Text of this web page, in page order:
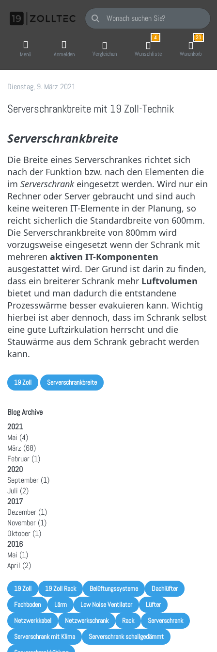
Geben Sie einen Suchbegriff ein. Während
Menü Anmelden Vergleichen
4
Wunschliste
31
Warenkorb
Dienstag, 9. März 2021
19 Zoll-Tec GmbH
Serverschrankbreite mit 19 Zoll-Technik
Serverschrankbreite
Die Breite eines Serverschrankes richtet sich
nach der Funktion bzw. nach den Elementen die
im Serverschrank eingesetzt werden. Wird nur ein
Rechner oder Server gebraucht und sind auch
keine weiteren IT-Elemente in der Planung, so
reicht sicherlich die Standardbreite von 600mm.
Die Serverschrankbreite von 800mm wird
vorzugsweise eingesetzt wenn der Schrank mit
mehreren aktiven IT-Komponenten
ausgestattet wird. Der Grund ist darin zu finden,
dass ein breiterer Schrank mehr Luftvolumen
bietet und man dadurch die entstandene
Prozesswärme besser evakuieren kann. Wichtig
hierbei ist aber dennoch, dass im Schrank selbst
eine gute Luftzirkulation herrscht und die
Stauwärme aus dem Schrank gebracht werden
kann.
19 Zoll Serverschrankbreite
Blog Archive
2021
Mai (4)
März (68)
Februar (1)
2020
September (1)
Juli (2)
2017
Dezember (1)
November (1)
Oktober (1)
2016
Mai (1)
April (2)
19 Zoll 19 Zoll Rack Belüftungssysteme
Dachlüfter
Fachboden
Lärm Low Noise Ventilator
Lüfter
Netzwerkkabel
Netzwerkschrank Rack
Serverschrank
Serverschrank mit Klima
Serverschrank schallgedämmt